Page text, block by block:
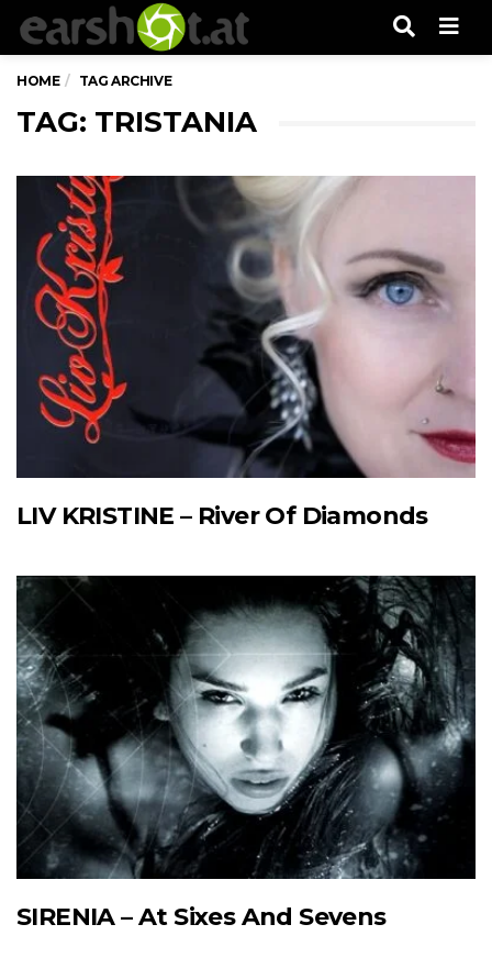
HOME TAG ARCHIVE
TAG: TRISTANIA
LIV KRISTINE – River Of Diamonds
SIRENIA – At Sixes And Sevens